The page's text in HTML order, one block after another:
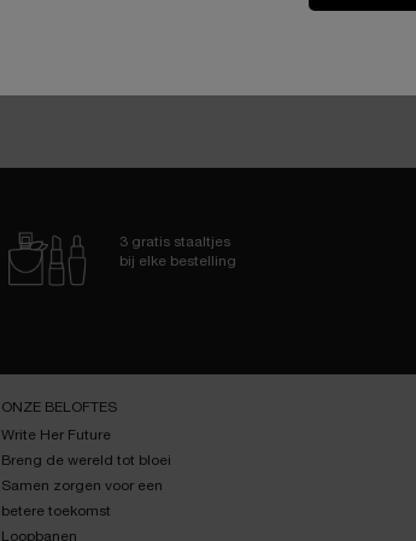
3 gratis staaltjes
bij elke bestelling
ONZE BELOFTES
Write Her Future
Breng de wereld tot bloei
Samen zorgen voor een
betere toekomst
Loopbanen